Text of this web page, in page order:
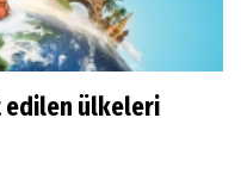
edilen ülkeleri